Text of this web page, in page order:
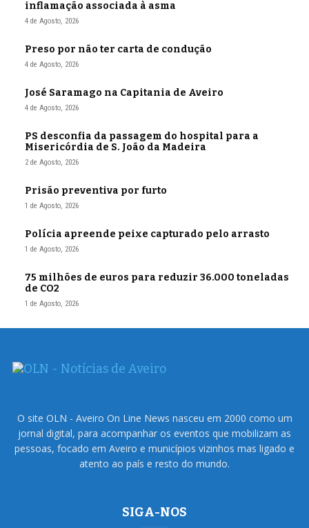
inflamação associada à asma
4 de Agosto, 2026
Preso por não ter carta de condução
4 de Agosto, 2026
José Saramago na Capitania de Aveiro
4 de Agosto, 2026
PS desconfia da passagem do hospital para a
Misericórdia de S. João da Madeira
2 de Agosto, 2026
Prisão preventiva por furto
1 de Agosto, 2026
Polícia apreende peixe capturado pelo arrasto
1 de Agosto, 2026
75 milhões de euros para reduzir 36.000 toneladas
de CO2
1 de Agosto, 2026
O site OLN - Aveiro On Line News nasceu em 2000 como um
jornal digital, para acompanhar os eventos que mobilizam as
pessoas, focado em Aveiro e municípios vizinhos mas ligado e
atento ao país e resto do mundo.
SIGA-NOS